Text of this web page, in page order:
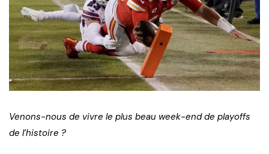
Venons-nous de vivre le plus beau week-end de playoffs
de l’histoire ?